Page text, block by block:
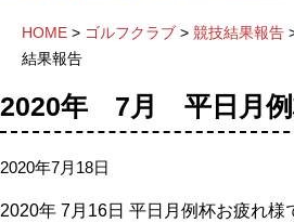
HOME > ゴルフクラブ > 競技結果報告
結果報告
2020年 7月 平日月
2020年7月18日
2020年 7月16日 平日月例杯お疲れ様